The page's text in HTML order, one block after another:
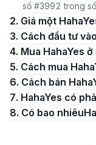
số #3992 trong
2. Giá một
3. Cách đầu tư
4. Mua HahaYes
5. Cách mua
6. Cách bán
7. HahaYes có
8. Có bao